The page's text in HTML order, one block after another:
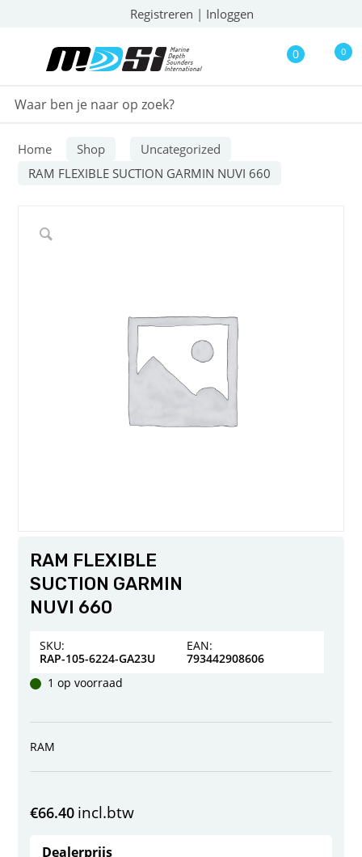
Registreren | Inloggen
0 0
Home Shop
Uncategorized
RAM FLEXIBLE SUCTION GARMIN NUVI 660
RAM FLEXIBLE
SUCTION GARMIN
NUVI 660
SKU:
RAP-105-6224-GA23U
EAN:
793442908606
1 op voorraad
RAM
€66.40 incl.btw
Dealerprijs